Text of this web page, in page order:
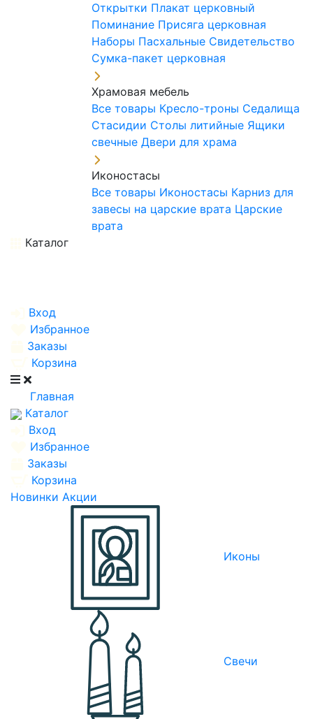
Открытки Плакат церковный
Поминание Присяга церковная
Наборы Пасхальные Свидетельство
Сумка-пакет церковная
Храмовая мебель
Все товары Кресло-троны Седалища
Стасидии Столы литийные Ящики
свечные Двери для храма
Иконостасы
Все товары Иконостасы Карниз для
завесы на царские врата Царские
врата
Каталог
Вход
Избранное
Заказы
Корзина
Главная
Каталог
Вход
Избранное
Заказы
Корзина
Новинки Акции
Иконы
Свечи